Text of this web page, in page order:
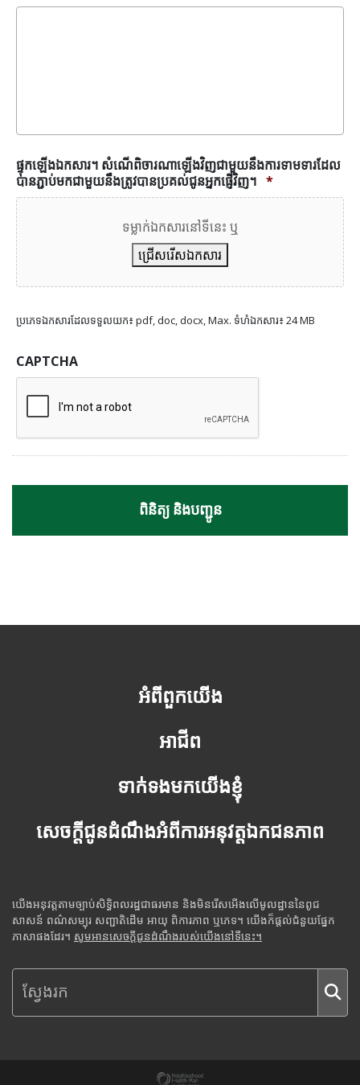
ផ្ទុកឡើងឯកសារ។ សំណើ​ពិចារណា​ឡើងវិញ​ជាមួយ​នឹង​ការ​ទាមទារ​ដែល​
បាន​ភ្ជាប់​មក​ជាមួយ​នឹង​ត្រូវ​បាន​ប្រគល់​ជូន​អ្នក​ផ្ញើ​វិញ។ *
ទម្លាក់ឯកសារនៅទីនេះ ឬ
ជ្រើសរើសឯកសារ
ប្រភេទឯកសារដែលទទួលយក៖ pdf, doc, docx, Max. ទំហំឯកសារ៖ 24 MB
CAPTCHA
អំពីពួកយើង
អាជីព
ទាក់ទងមកយើងខ្ញុំ
សេចក្តីជូនដំណឹងអំពីការអនុវត្តឯកជនភាព
យើងអនុវត្តតាមច្បាប់សិទ្ធិពលរដ្ឋជាធរមាន និងមិនរើសអើងលើមូលដ្ឋាននៃពូជ
សាសន៍ ពណ៌សម្បុរ សញ្ជាតិដើម អាយុ ពិការភាព ឬភេទ។ យើងក៏ផ្តល់ជំនួយផ្នែក
ភាសាផងដែរ។ សូមអានសេចក្តីជូនដំណឹងរបស់យើងនៅទីនេះ។